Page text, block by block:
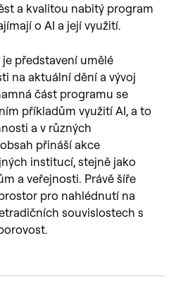
a kvalitou nabitý program
o AI a její využití.
představení umělé
na aktuální dění a vývoj
část programu se
příkladům využití AI, a to
a v různých
přináší akce
institucí, stejně jako
a veřejnosti. Právě šíře
pro nahlédnutí na
souvislostech s